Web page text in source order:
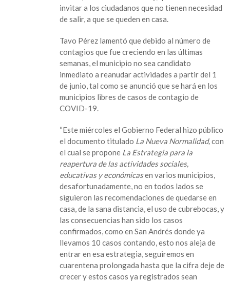
invitar a los ciudadanos que no tienen necesidad
de salir, a que se queden en casa.
Tavo Pérez lamentó que debido al número de
contagios que fue creciendo en las últimas
semanas, el municipio no sea candidato
inmediato a reanudar actividades a partir del 1
de junio, tal como se anunció que se hará en los
municipios libres de casos de contagio de
COVID-19.
“Este miércoles el Gobierno Federal hizo público
el documento titulado La Nueva Normalidad,con
el cual se propone La Estrategia para la
reapertura de las actividades sociales,
educativas y económicasen varios municipios,
desafortunadamente, no en todos lados se
siguieron las recomendaciones de quedarse en
casa, de la sana distancia, el uso de cubrebocas, y
las consecuencias han sido los casos
confirmados, como en San Andrés donde ya
llevamos 10 casos contando, esto nos aleja de
entrar en esa estrategia, seguiremos en
cuarentena prolongada hasta que la cifra deje de
crecer y estos casos ya registrados sean